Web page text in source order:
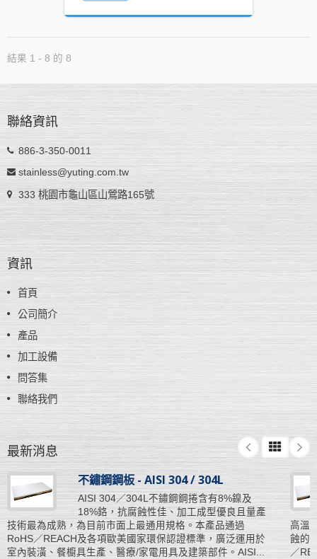
結果 1 - 8 的 8
聯絡資訊
886-3-350-0011
stainless@yuting.com.tw
333 桃園市龜山區山鶯路165號
資訊
首頁
公司簡介
產品
加工設備
問答集
聯絡我們
最新消息
不鏽鋼鋼板 - AISI 304 / 304L
AISI 304／304L不鏽鋼鋼捲含有8%鎳及
18%鉻，抗腐蝕性佳、加工成型優良且量產
技術最為成熟，為目前市面上最通用規格。本產品通過
RoHS／REACH及各項歐美國家環保認證標準，廣泛運用於
室內裝潢、餐櫥具生產、醫療/家電用具及建築部件。AISI...
高溫
蝕的
／